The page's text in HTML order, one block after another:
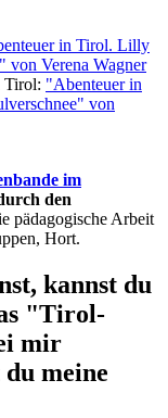
Tirol: "Abenteuer in
von
im
den
pädagogische Arbeit
Hort.
kannst du
"Tirol-
mir
meine